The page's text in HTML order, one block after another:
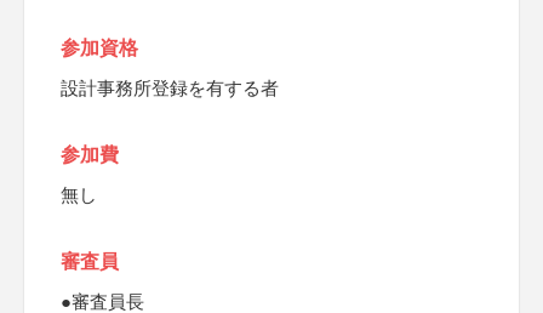
参加資格
設計事務所登録を有する者
参加費
無し
審査員
●審査員長